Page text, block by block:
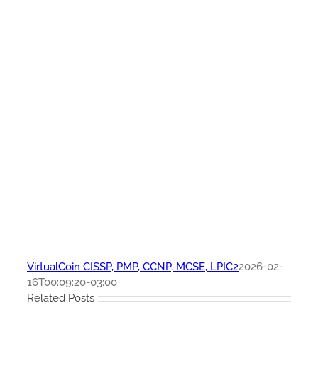
VirtualCoin CISSP, PMP, CCNP, MCSE, LPIC22026-02-
16T00:09:20-03:00
Related Posts